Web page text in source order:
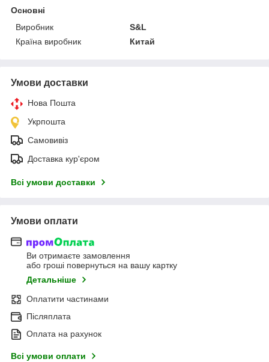
Основні
Виробник
S&L
Країна виробник
Китай
Умови доставки
Нова Пошта
Укрпошта
Самовивіз
Доставка кур'єром
Всі умови доставки
Умови оплати
Ви отримаєте замовлення
або гроші повернуться на вашу картку
Детальніше
Оплатити частинами
Післяплата
Оплата на рахунок
Всі умови оплати